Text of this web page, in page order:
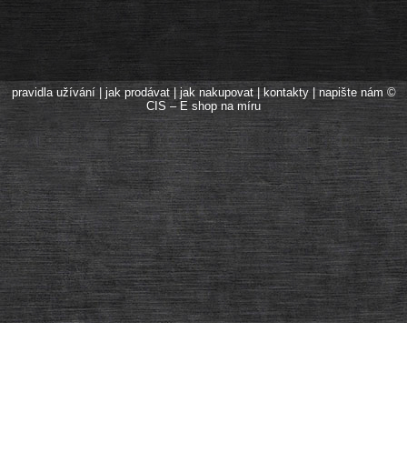
pravidla užívání| jak prodávat|jak nakupovat|kontakty|napište nám ©
CIS – E shop na míru